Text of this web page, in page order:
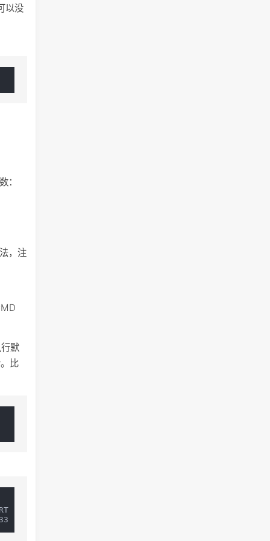
以没
：
，注
默
比
COMMAND